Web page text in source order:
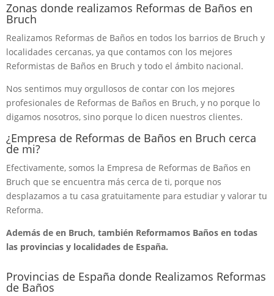
Zonas donde realizamos Reformas de Baños en
Bruch
Realizamos Reformas de Baños en todos los barrios de Bruch y
localidades cercanas, ya que contamos con los mejores
Reformistas de Baños en Bruch y todo el ámbito nacional.
Nos sentimos muy orgullosos de contar con los mejores
profesionales de Reformas de Baños en Bruch, y no porque lo
digamos nosotros, sino porque lo dicen nuestros clientes.
¿Empresa de Reformas de Baños en Bruch cerca
de mi?
Efectivamente, somos la Empresa de Reformas de Baños en
Bruch que se encuentra más cerca de ti, porque nos
desplazamos a tu casa gratuitamente para estudiar y valorar tu
Reforma.
Además de en Bruch, también Reformamos Baños en todas
las provincias y localidades de España.
Provincias de España donde Realizamos Reformas
de Baños